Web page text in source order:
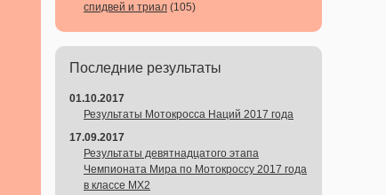
спидвей и триал (105)
Последние результаты
01.10.2017
Результаты Мотокросса Наций 2017 года
17.09.2017
Результаты девятнадцатого этапа
Чемпионата Мира по Мотокроссу 2017 года
в классе MX2